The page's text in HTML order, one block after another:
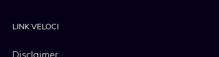
LINK VELOCI
Disclaimer